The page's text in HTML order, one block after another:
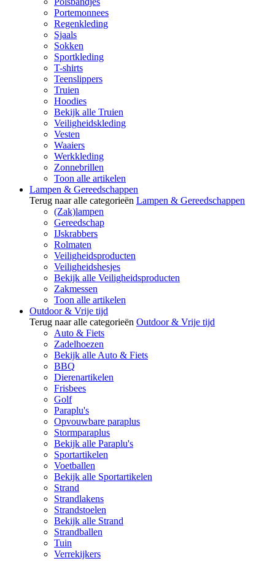
Portemonnees
Regenkleding
Sjaals
Sokken
Sportkleding
T-shirts
Teenslippers
Truien
Hoodies
Bekijk alle Truien
Veiligheidskleding
Vesten
Waaiers
Werkkleding
Zonnebrillen
Toon alle artikelen
Lampen & Gereedschappen
Terug naar alle categorieën Lampen & Gereedschappen
(Zak)lampen
Gereedschap
IJskrabbers
Rolmaten
Veiligheidsproducten
Veiligheidshesjes
Bekijk alle Veiligheidsproducten
Zakmessen
Toon alle artikelen
Outdoor & Vrije tijd
Terug naar alle categorieën Outdoor & Vrije tijd
Auto & Fiets
Zadelhoezen
Bekijk alle Auto & Fiets
BBQ
Dierenartikelen
Frisbees
Golf
Paraplu's
Opvouwbare paraplus
Stormparaplus
Bekijk alle Paraplu's
Sportartikelen
Voetballen
Bekijk alle Sportartikelen
Strand
Strandlakens
Strandstoelen
Bekijk alle Strand
Strandballen
Tuin
Verrekijkers